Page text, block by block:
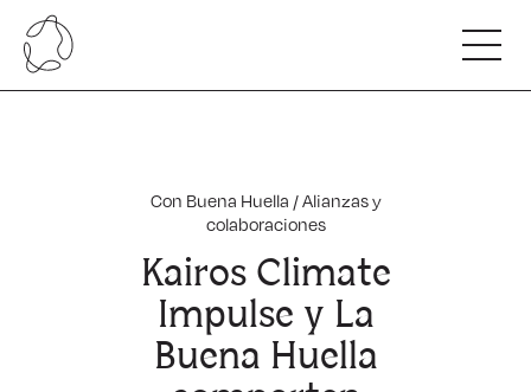
Nuestro compromiso
Beneficios de nuestro servicio
Capacitamos
Escuela Regenerativa Competitiva.
Programas para profesionales.
Con Buena Huella
Con Buena Huella /Alianzas y
colaboraciones
Kairos Climate
Impulse y La
Buena Huella